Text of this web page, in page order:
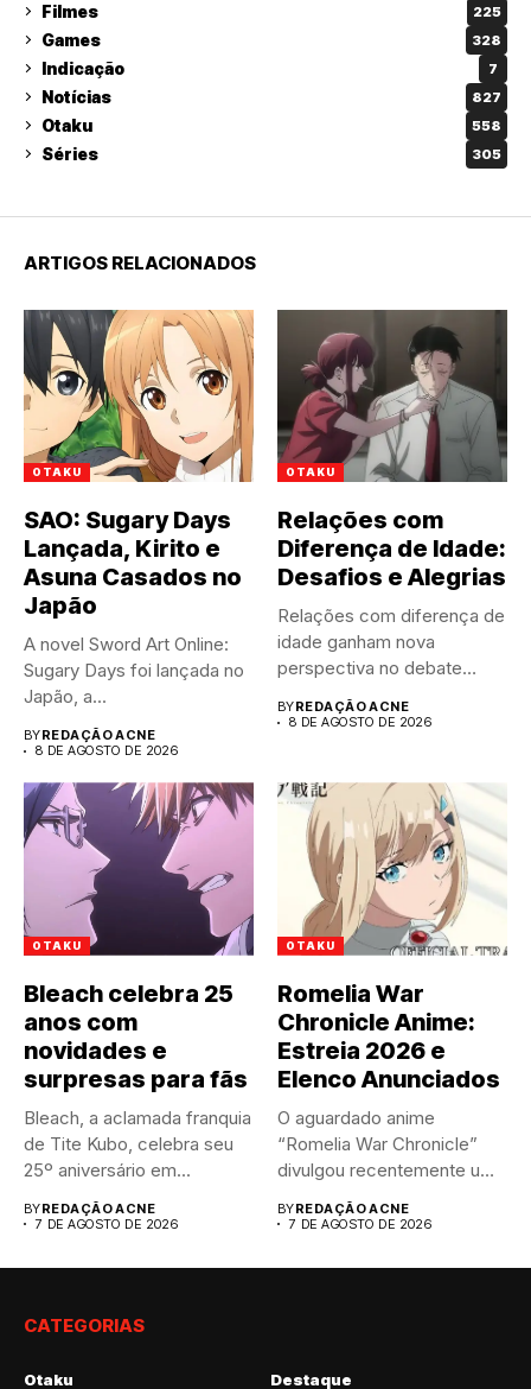
Filmes 225
Games 328
Indicação 7
Notícias 827
Otaku 558
Séries 305
ARTIGOS RELACIONADOS
OTAKU
SAO: Sugary Days
Lançada, Kirito e
Asuna Casados no
Japão
A novel Sword Art Online:
Sugary Days foi lançada no
Japão, a...
BYREDAÇÃO ACNE
8 DE AGOSTO DE 2026
OTAKU
Relações com
Diferença de Idade:
Desafios e Alegrias
Relações com diferença de
idade ganham nova
perspectiva no debate
público atual....
BYREDAÇÃO ACNE
8 DE AGOSTO DE 2026
OTAKU
Bleach celebra 25
anos com
novidades e
surpresas para fãs
Bleach, a aclamada franquia
de Tite Kubo, celebra seu
25º aniversário em...
BYREDAÇÃO ACNE
7 DE AGOSTO DE 2026
OTAKU
Romelia War
Chronicle Anime:
Estreia 2026 e
Elenco Anunciados
O aguardado anime
“Romelia War Chronicle”
divulgou recentemente um
revelando...
BYREDAÇÃO ACNE
7 DE AGOSTO DE 2026
CATEGORIAS
Otaku Destaque